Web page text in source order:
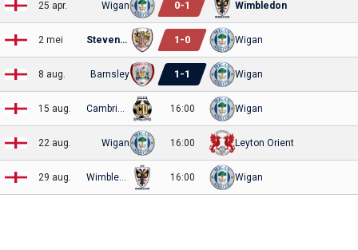
25 apr. Wigan 0-1 Wimbledon
2 mei Stevenage 1 -0 Wigan
8 aug. Barnsley 1 -1 Wigan
15 aug. Cambridge 16:00 Wigan
22 aug. Wigan 16:00 Leyton Orient
29 aug. Wimbledon 16:00 Wigan